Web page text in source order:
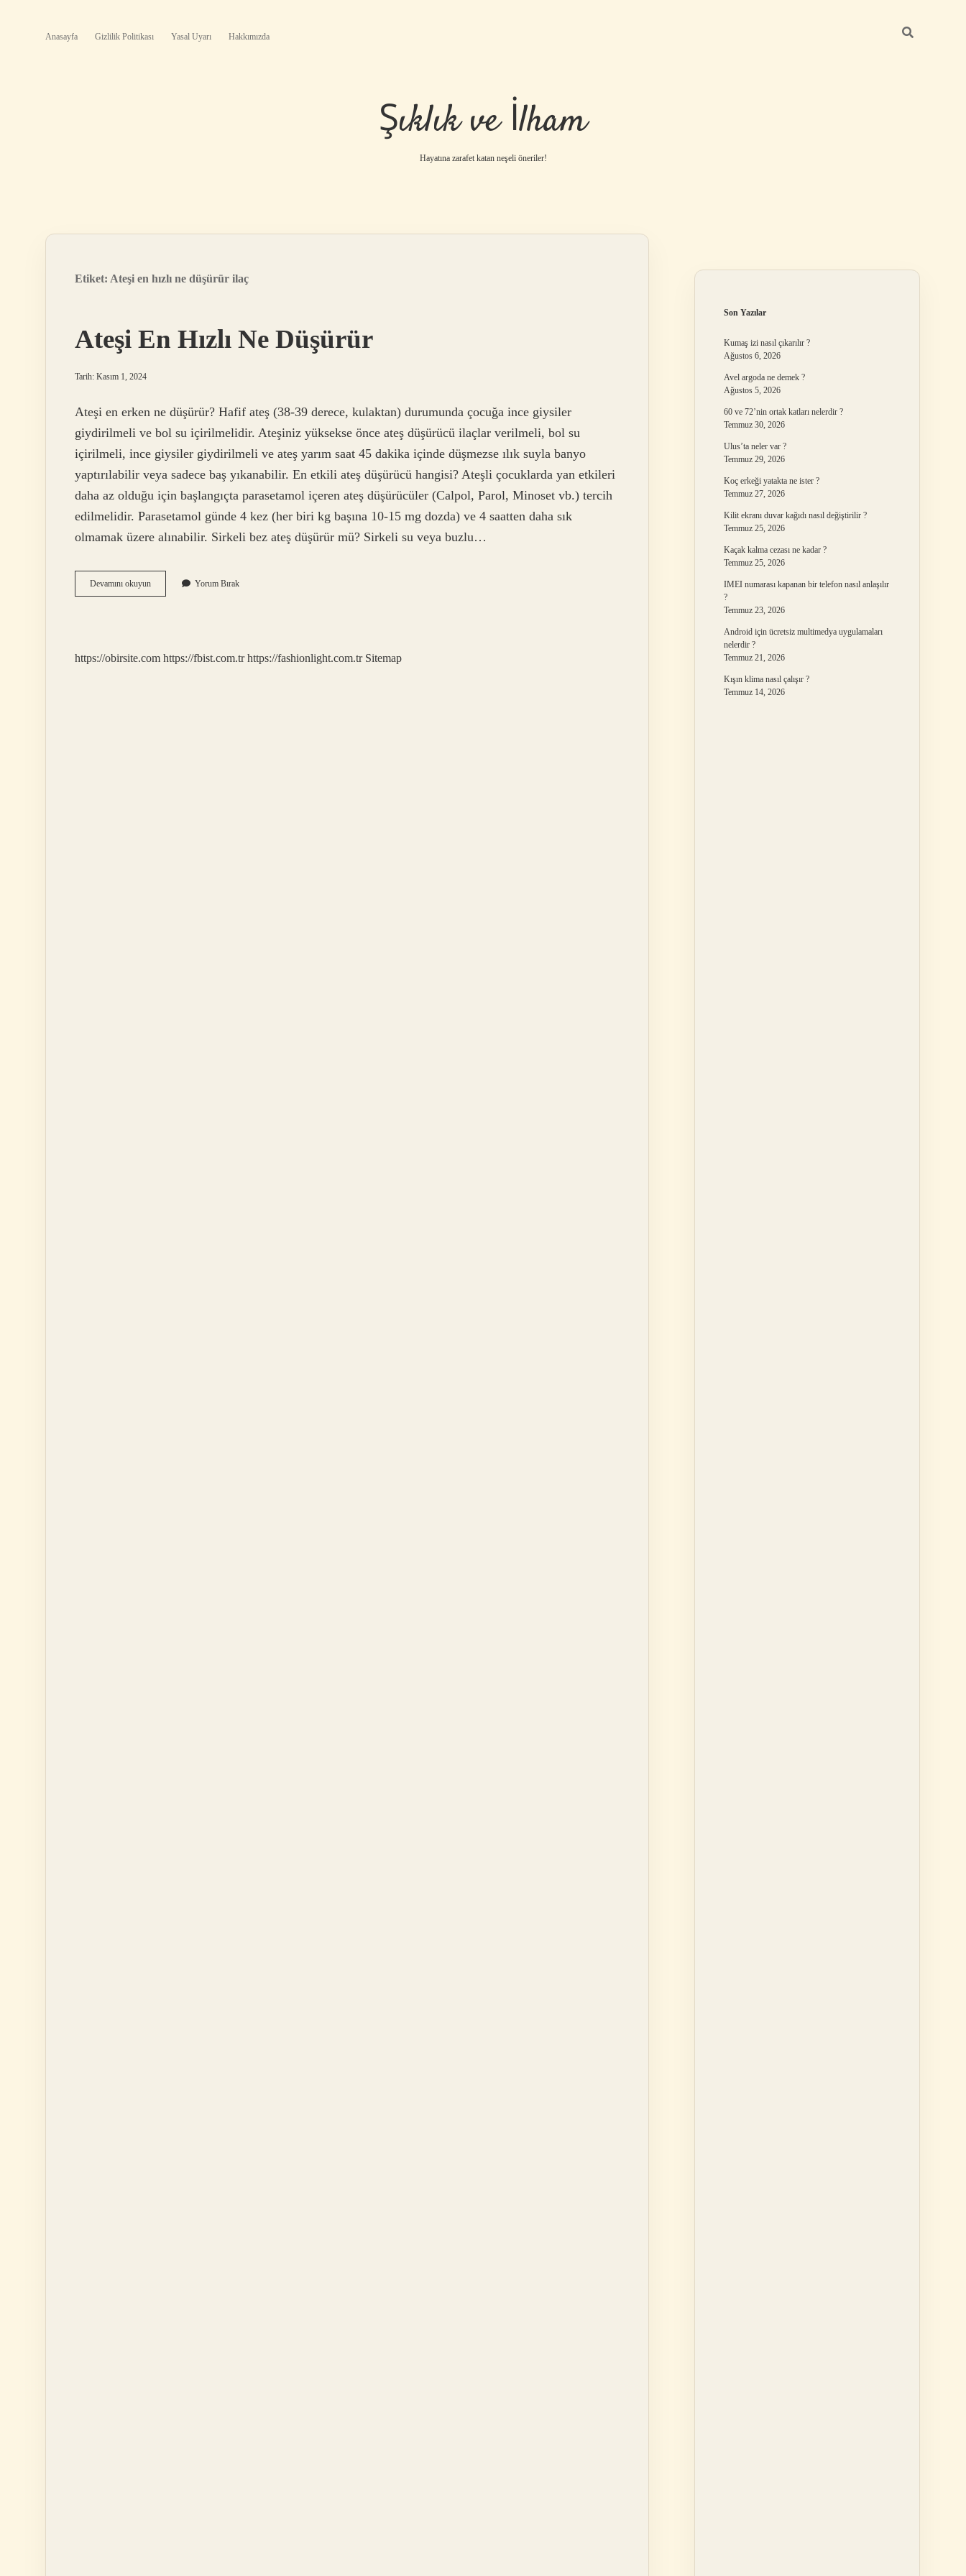
Anasayfa Gizlilik Politikası Yasal Uyarı Hakkımızda
Şıklık ve İlham
Hayatına zarafet katan neşeli öneriler!
Etiket: Ateşi en hızlı ne düşürür ilaç
Ateşi En Hızlı Ne Düşürür
Tarih: Kasım 1, 2024
Ateşi en erken ne düşürür? Hafif ateş (38-39 derece, kulaktan) durumunda çocuğa ince giysiler
giydirilmeli ve bol su içirilmelidir. Ateşiniz yüksekse önce ateş düşürücü ilaçlar verilmeli, bol su
içirilmeli, ince giysiler giydirilmeli ve ateş yarım saat 45 dakika içinde düşmezse ılık suyla banyo
yaptırılabilir veya sadece baş yıkanabilir. En etkili ateş düşürücü hangisi? Ateşli çocuklarda yan etkileri
daha az olduğu için başlangıçta parasetamol içeren ateş düşürücüler (Calpol, Parol, Minoset vb.) tercih
edilmelidir. Parasetamol günde 4 kez (her biri kg başına 10-15 mg dozda) ve 4 saatten daha sık
olmamak üzere alınabilir. Sirkeli bez ateş düşürür mü? Sirkeli su veya buzlu…
Devamını okuyunAteşi
En
Yorum Bırak
https://obirsite.com https://fbist.com.tr https://fashionlight.com.tr Sitemap
Son Yazılar
Kumaş izi nasıl çıkarılır ?
Ağustos 6, 2026
Avel argoda ne demek ?
Ağustos 5, 2026
60 ve 72’nin ortak katları nelerdir ?
Temmuz 30, 2026
Ulus’ta neler var ?
Temmuz 29, 2026
Koç erkeği yatakta ne ister ?
Temmuz 27, 2026
Kilit ekranı duvar kağıdı nasıl değiştirilir ?
Temmuz 25, 2026
Kaçak kalma cezası ne kadar ?
Temmuz 25, 2026
IMEI numarası kapanan bir telefon nasıl anlaşılır
?
Temmuz 23, 2026
Android için ücretsiz multimedya uygulamaları
nelerdir ?
Temmuz 21, 2026
Kışın klima nasıl çalışır ?
Temmuz 14, 2026